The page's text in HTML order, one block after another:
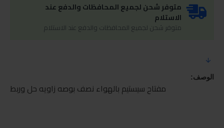
متوفر شحن لجميع المحافظات والدفع عند
الاستلام
متوفر شحن لجميع المحافظات والدفع عند الاستلام
الوصف:
مفتاح سيستيم بالهواء نصف بوصه زاويه حل وربط